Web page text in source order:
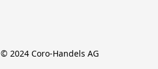
© 2024 Coro-Handels AG